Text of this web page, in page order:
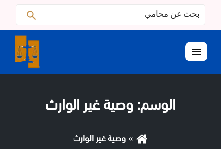
البحث
عن:
القائمة
الوسم: وصية غير الوارث
وصية غير الوارث